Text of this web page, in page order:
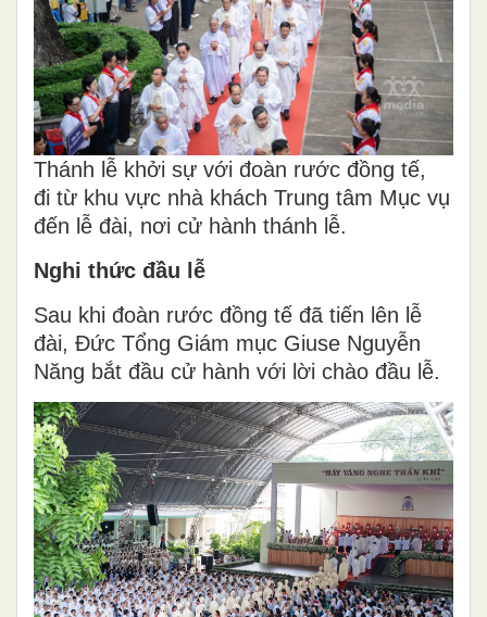
Thánh lễ khởi sự với đoàn rước đồng tế,
đi từ khu vực nhà khách Trung tâm Mục vụ
đến lễ đài, nơi cử hành thánh lễ.
Nghi thức đầu lễ
Sau khi đoàn rước đồng tế đã tiến lên lễ
đài, Đức Tổng Giám mục Giuse Nguyễn
Năng bắt đầu cử hành với lời chào đầu lễ.